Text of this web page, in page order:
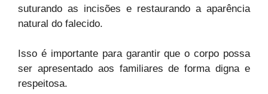
suturando as incisões e restaurando a aparência
natural do falecido.
Isso é importante para garantir que o corpo possa
ser apresentado aos familiares de forma digna e
respeitosa.